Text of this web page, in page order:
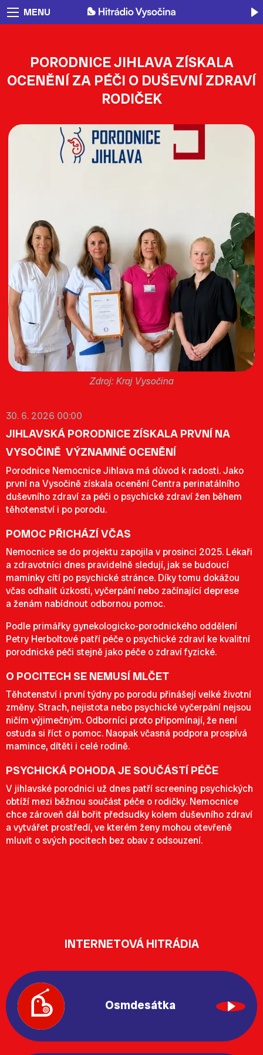
MENU
PORODNICE JIHLAVA ZÍSKALA
OCENĚNÍ ZA PÉČI O DUŠEVNÍ ZDRAVÍ
RODIČEK
Kraj Vysočina
30. 6. 2026 00:00
JIHLAVSKÁ PORODNICE ZÍSKALA PRVNÍ NA
VYSOČINĚ VÝZNAMNÉ OCENĚNÍ
Porodnice Nemocnice Jihlava má důvod k radosti. Jako
první na Vysočině získala ocenění Centra perinatálního
duševního zdraví za péči o psychické zdraví žen během
těhotenství i po porodu.
POMOC PŘICHÁZÍ VČAS
Nemocnice se do projektu zapojila v prosinci 2025. Lékaři
a zdravotníci dnes pravidelně sledují, jak se budoucí
maminky cítí po psychické stránce. Díky tomu dokážou
včas odhalit úzkosti, vyčerpání nebo začínající deprese
a ženám nabídnout odbornou pomoc.
Podle primářky gynekologicko-porodnického oddělení
Petry Herboltové patří péče o psychické zdraví ke kvalitní
porodnické péči stejně jako péče o zdraví fyzické.
O POCITECH SE NEMUSÍ MLČET
Těhotenství i první týdny po porodu přinášejí velké životní
změny. Strach, nejistota nebo psychické vyčerpání nejsou
ničím výjimečným. Odborníci proto připomínají, že není
ostuda si říct o pomoc. Naopak včasná podpora prospívá
mamince, dítěti i celé rodině.
PSYCHICKÁ POHODA JE SOUČÁSTÍ PÉČE
V jihlavské porodnici už dnes patří screening psychických
obtíží mezi běžnou součást péče o rodičky. Nemocnice
chce zároveň dál bořit předsudky kolem duševního zdraví
a vytvářet prostředí, ve kterém ženy mohou otevřeně
mluvit o svých pocitech bez obav z odsouzení.
INTERNETOVÁ HITRÁDIA
Osmdesátka